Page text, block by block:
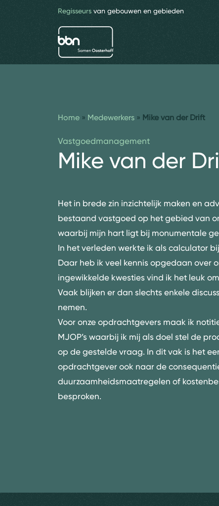
Regisseurs van gebouwen en gebieden
bbn adviseurs
Home » Medewerkers » Mike van der Drift
Vastgoedmanagement
Mike van der
Het in brede zin inzichtelijk maken en
bestaand vastgoed op het gebied van
waarbij mijn hart ligt bij monumentale
In het verleden werkte ik als calculator
Daar heb ik veel kennis opgedaan over
ingewikkelde kwesties vind ik het leuk
Vaak blijken er dan slechts enkele
nemen.
Voor onze opdrachtgevers maak ik
MJOP’s waarbij ik mij als doel stel de
op de gestelde vraag. In dit vak is het
opdrachtgever ook naar de
duurzaamheidsmaatregelen of
besproken.